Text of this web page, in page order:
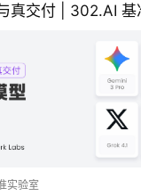
真交付 | 302.AI 基
实验室